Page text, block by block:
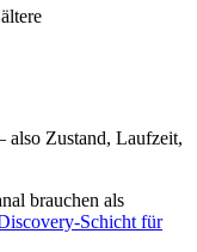
also Zustand, Laufzeit,
brauchen als
Schicht für